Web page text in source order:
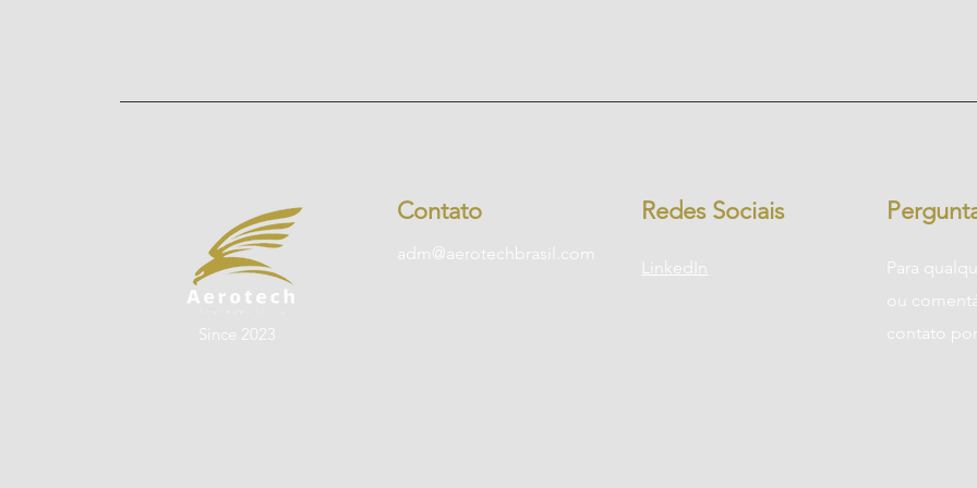
Since 2023
Contato
adm@aerotechbrasil.com
Redes Sociais
LinkedIn
Para
ou
contato por